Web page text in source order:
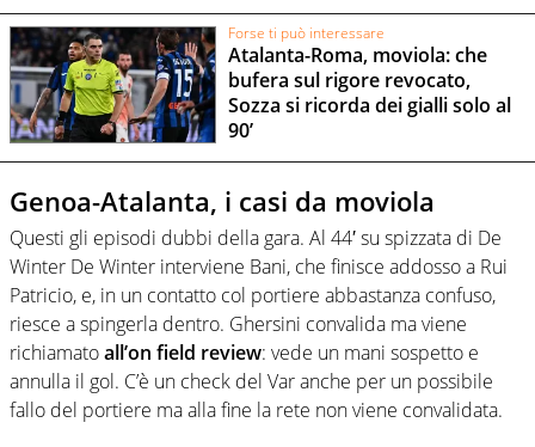
Forse ti può interessare
Atalanta-Roma, moviola: che
bufera sul rigore revocato,
Sozza si ricorda dei gialli solo al
90’
Genoa-Atalanta, i casi da moviola
Questi gli episodi dubbi della gara. Al 44′ su spizzata di De
Winter De Winter interviene Bani, che finisce addosso a Rui
Patricio, e, in un contatto col portiere abbastanza confuso,
riesce a spingerla dentro. Ghersini convalida ma viene
richiamatoall’on field review: vede un mani sospetto e
annulla il gol. C’è un check del Var anche per un possibile
fallo del portiere ma alla fine la rete non viene convalidata.